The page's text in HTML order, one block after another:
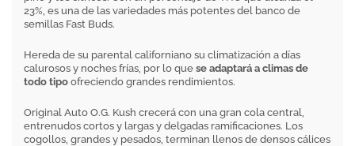
23%, es una de las variedades más potentes del banco de
semillas Fast Buds.
Hereda de su parental californiano su climatización a días
calurosos y noches frías, por lo que se adaptará a climas de
todo tipo ofreciendo grandes rendimientos.
Original Auto O.G. Kush crecerá con una gran cola central,
entrenudos cortos y largas y delgadas ramificaciones. Los
cogollos, grandes y pesados, terminan llenos de densos cálices